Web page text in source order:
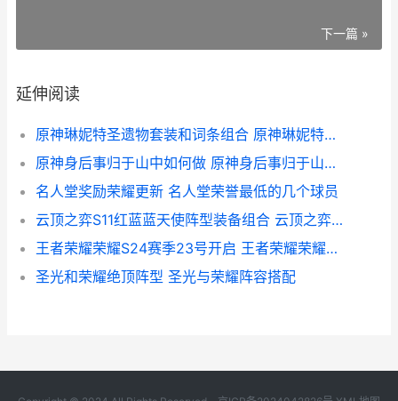
下一篇 »
延伸阅读
原神琳妮特圣遗物套装和词条组合 原神琳妮特圣遗物及武器搭配
原神身后事归于山中如何做 原神身后事归于山中任务在哪接
名人堂奖励荣耀更新 名人堂荣誉最低的几个球员
云顶之弈S11红蓝蓝天使阵型装备组合 云顶之弈s11攻略
王者荣耀荣耀S24赛季23号开启 王者荣耀荣耀典藏
圣光和荣耀绝顶阵型 圣光与荣耀阵容搭配